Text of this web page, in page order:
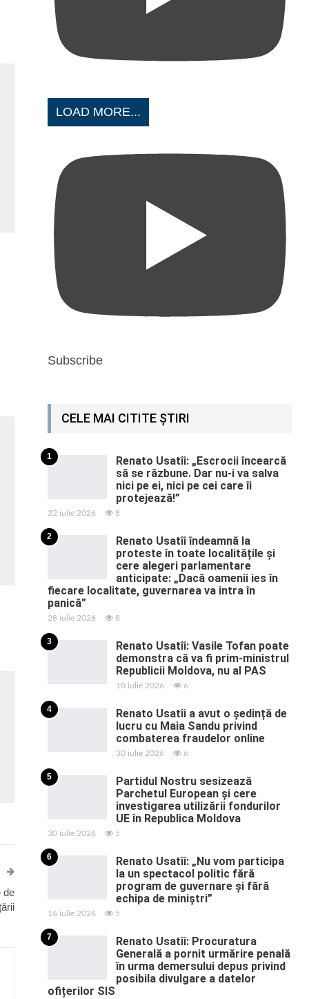
de
LOAD MORE...
Subscribe
CELE MAI CITITE ȘTIRI
1
Renato Usatîi: „Escrocii încearcă
să se răzbune. Dar nu-i va salva
nici pe ei, nici pe cei care îi
protejează!”
22 iulie 2026 8
2
Renato Usatîi îndeamnă la
proteste în toate localitățile și
cere alegeri parlamentare
anticipate: „Dacă oamenii ies în
fiecare localitate, guvernarea va intra în
panică”
28 iulie 2026 8
3
Renato Usatîi: Vasile Tofan poate
demonstra că va fi prim-ministrul
Republicii Moldova, nu al PAS
10 iulie 2026 6
4
Renato Usatîi a avut o ședință de
lucru cu Maia Sandu privind
combaterea fraudelor online
30 iulie 2026 6
5
Partidul Nostru sesizează
Parchetul European și cere
investigarea utilizării fondurilor
UE în Republica Moldova
30 iulie 2026 5
6
Renato Usatîi: „Nu vom participa
la un spectacol politic fără
program de guvernare și fără
echipa de miniștri”
16 iulie 2026 5
7
Renato Usatîi: Procuratura
Generală a pornit urmărire penală
în urma demersului depus privind
posibila divulgare a datelor
ofițerilor SIS